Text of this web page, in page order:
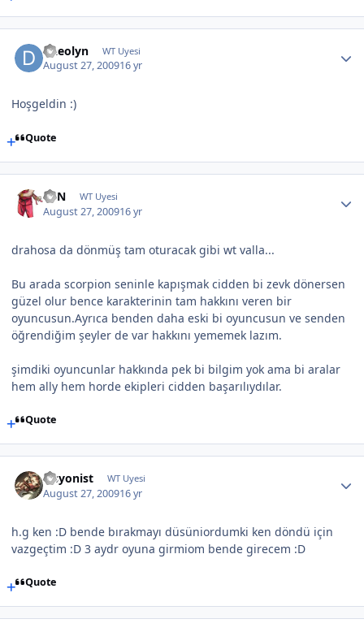
Daeolyn WT Uyesi
August 27, 200916 yr
Hoşgeldin :)
Quote
KEN WT Uyesi
August 27, 200916 yr
drahosa da dönmüş tam oturacak gibi wt valla...
Bu arada scorpion seninle kapışmak cidden bi zevk dönersen
güzel olur bence karakterinin tam hakkını veren bir
oyuncusun.Ayrıca benden daha eski bi oyuncusun ve senden
öğrendiğim şeyler de var hakkını yememek lazım.
şimdiki oyuncunlar hakkında pek bi bilgim yok ama bi aralar
hem ally hem horde ekipleri cidden başarılıydılar.
Quote
ilisyonist WT Uyesi
August 27, 200916 yr
h.g ken :D bende bırakmayı düsüniordumki ken döndü için
vazgeçtim :D 3 aydr oyuna girmiom bende girecem :D
Quote